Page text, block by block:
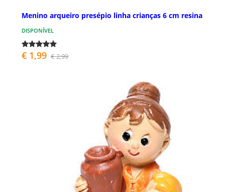
Menino arqueiro presépio linha crianças 6 cm resina
DISPONÍVEL
€ 1,99 € 2,99